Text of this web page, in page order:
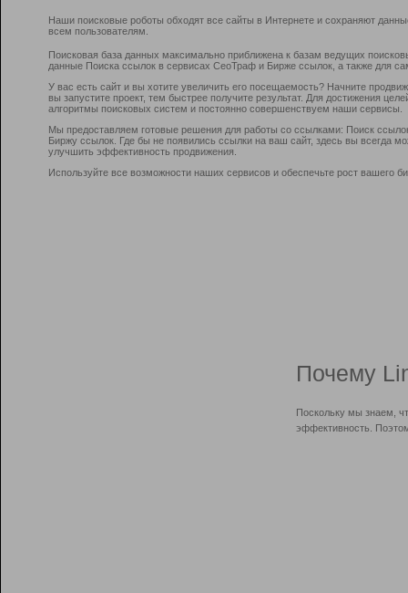
Наши поисковые роботы обходят все сайты в Интернете и сохраняют
всем пользователям.
Поисковая база данных максимально приближена к базам ведущих
данные Поиска ссылок в сервисах СеоТраф и Бирже ссылок, а также для
У вас есть сайт и вы хотите увеличить его посещаемость? Начните
вы запустите проект, тем быстрее получите результат. Для достижения
алгоритмы поисковых систем и постоянно совершенствуем наши сервисы.
Мы предоставляем готовые решения для работы со ссылками: Поиск
Биржу ссылок. Где бы не появились ссылки на ваш сайт, здесь вы всегда
улучшить эффективность продвижения.
Используйте все возможности наших сервисов и обеспечьте рост вашего
Почему
Поскольку мы знаем,
эффективность.